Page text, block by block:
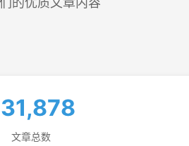
文章总数